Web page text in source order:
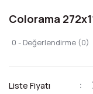
Colorama
0 - Değerlendirme (0)
Liste Fiyatı